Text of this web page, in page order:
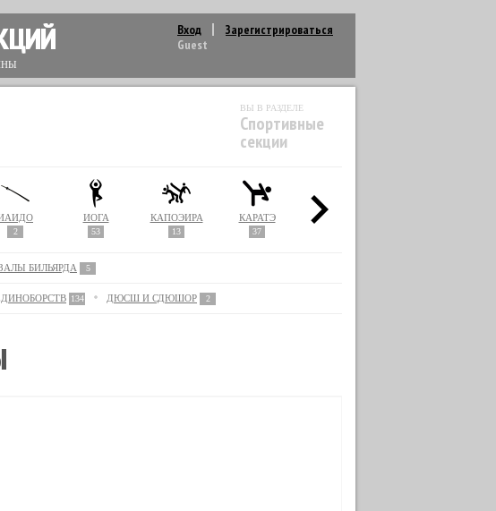
Вход
Зарегистрироваться
Guest
ВЫ В РАЗДЕЛЕ
Спортивные
секции
2
ЙОГА
53
КАПОЭЙРА
13
КАРАТЭ
37
КИКБОКСИНГ
БИЛЬЯРДА 5
134 ДЮСШ И СДЮШОР 2